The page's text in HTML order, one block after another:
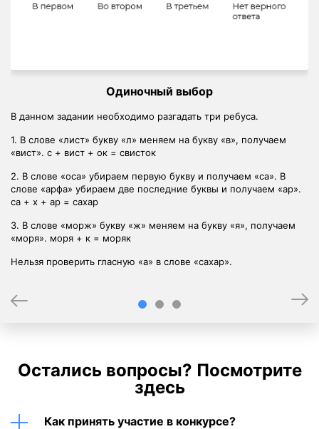
Множественный выбор
Данное задание подготовлено для учеников начальной школы.
рассмотреть 4 картинки. На картинках изображены
животные: ослик, волк, утка и львёнок. Из всех данных слов с
Остались вопросы? Посмотрите
здесь
Как принять участие в конкурсе?